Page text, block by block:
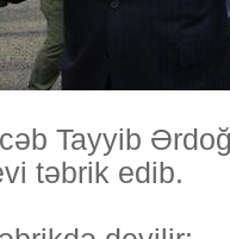
Tayyib
təbrik edib.